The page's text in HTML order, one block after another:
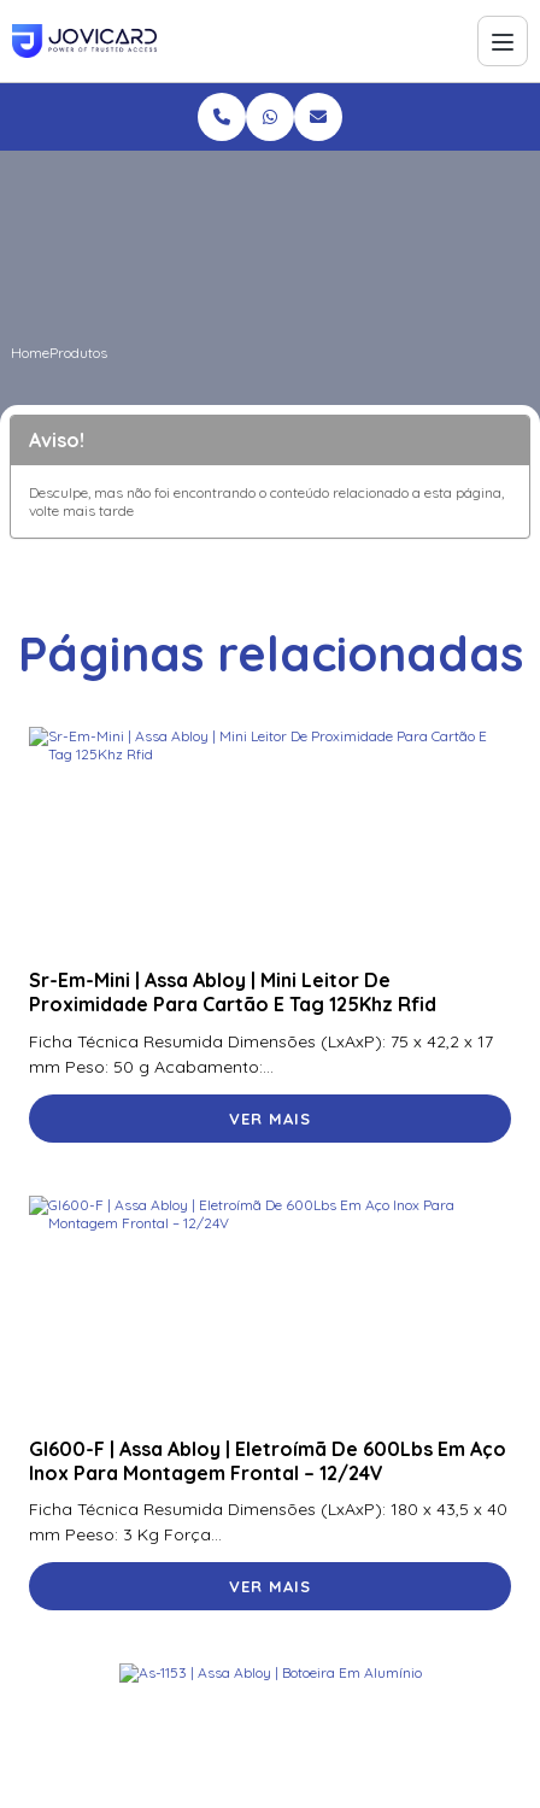
HomeProdutos
Aviso!
Desculpe, mas não foi encontrando o conteúdo relacionado a esta página,
volte mais tarde
Páginas relacionadas
Sr-Em-Mini | Assa Abloy | Mini Leitor De
Proximidade Para Cartão E Tag 125Khz Rfid
Ficha Técnica Resumida Dimensões (LxAxP): 75 x 42,2 x 17
mm Peso: 50 g Acabamento:...
VER MAIS
Gl600-F | Assa Abloy | Eletroímã De 600Lbs Em Aço
Inox Para Montagem Frontal – 12/24V
Ficha Técnica Resumida Dimensões (LxAxP): 180 x 43,5 x 40
mm Peeso: 3 Kg Força...
VER MAIS